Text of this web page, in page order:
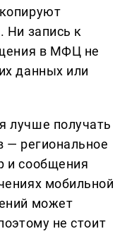
Ни запись к
в МФЦ не
данных или
лучше получать
— региональное
и сообщения
мобильной
может
не стоит